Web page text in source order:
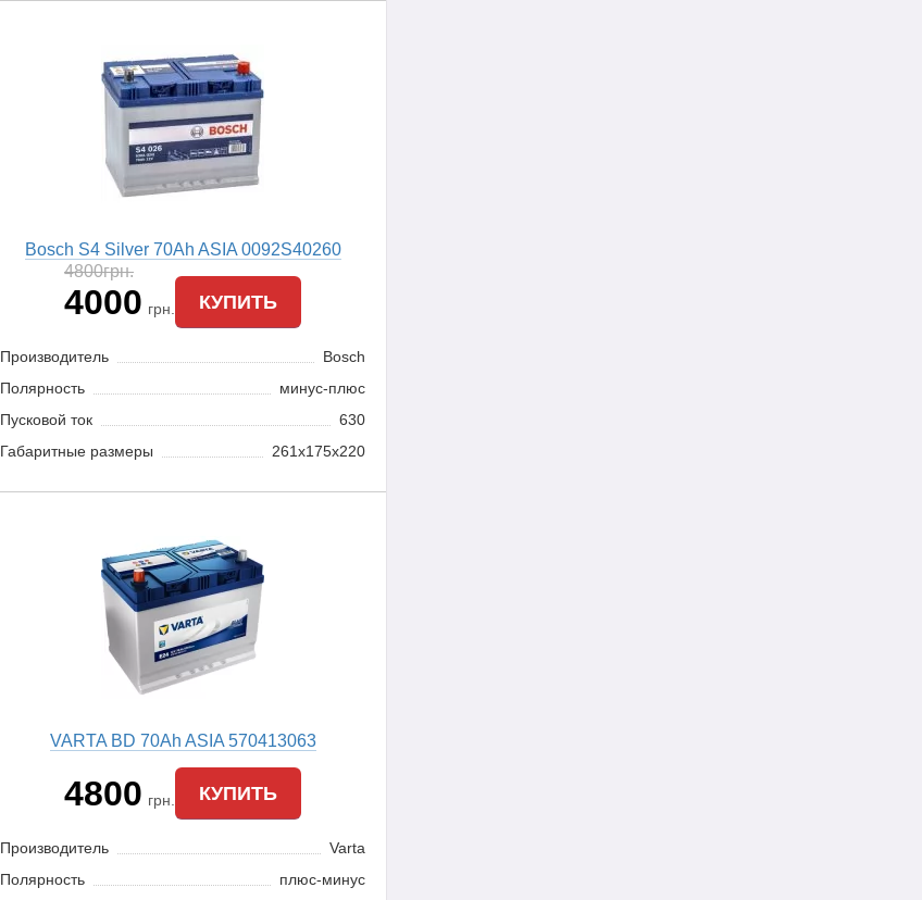
Bosch S4 Silver 70Ah ASIA 0092S40260
4800грн.
4000 грн. КУПИТЬ
Производитель
Bosch
Полярность
минус-плюс
Пусковой ток
630
Габаритные размеры
261x175x220
VARTA BD 70Ah ASIA 570413063
4800 грн. КУПИТЬ
Производитель
Varta
Полярность
плюс-минус